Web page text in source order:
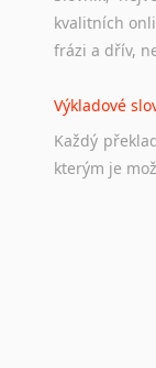
hledat práci
Hledáte-li
stejná
kvalitních
frázi a dřív,
Výkladové
Každý
kterým je